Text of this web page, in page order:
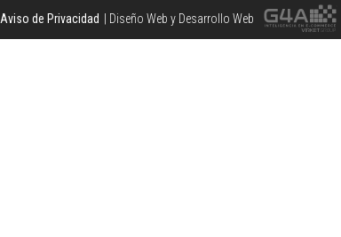
Aviso de Privacidad | Diseño Web y Desarrollo Web